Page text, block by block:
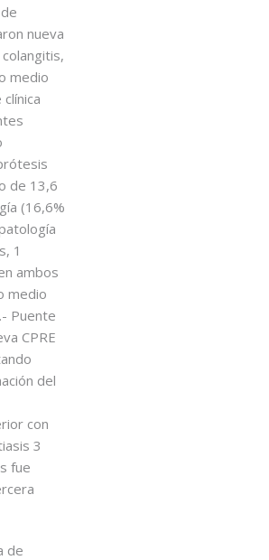
nueva
medio
de 13,6
(16,6%
1
ambos
medio
Puente
CPRE
del
con
3
fue
de